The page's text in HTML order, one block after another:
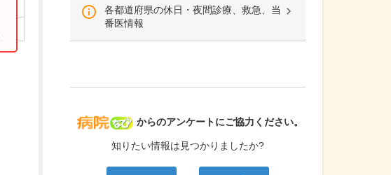
各都道府県の休日・夜間診療、救急、当
番医情報
病院なび
からのアンケートにご協力ください。
知りたい情報は見つかりましたか?